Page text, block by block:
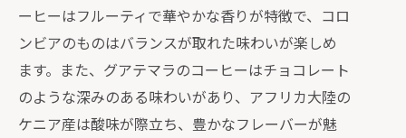
通販を活用した南米のコーヒー体験
アフリカ諸国のコーヒーを通販で探る
世界の名産地から届けられる多彩な豆
各地域のコーヒー文化を通販で感じる
ーヒーはフルーティで華やかな香りが特徴で、コロ
ンビアのものはバランスが取れた味わいが楽しめ
ます。また、グアテマラのコーヒーはチョコレート
のような深みのある味わいがあり、アフリカ大陸の
ケニア産は酸味が際立ち、豊かなフレーバーが魅